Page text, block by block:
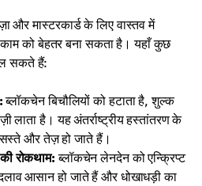
और मास्टरकार्ड के लिए वास्तव में
को बेहतर बना सकता है। यहाँ कुछ
सकते हैं:
ब्लॉकचेन बिचौलियों को हटाता है, शुल्क
लाता है। यह अंतर्राष्ट्रीय हस्तांतरण के
और तेज़ हो जाते हैं।
रोकथाम: ब्लॉकचेन लेनदेन को एन्क्रिप्ट
आसान हो जाते हैं और धोखाधड़ी का